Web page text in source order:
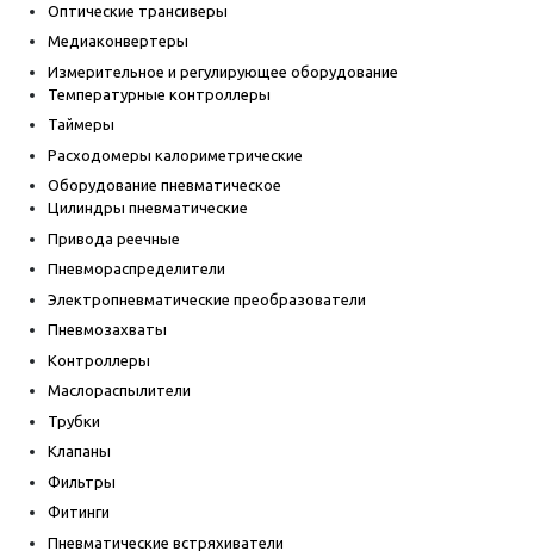
Оптические трансиверы
Медиаконвертеры
Измерительное и регулирующее оборудование
Температурные контроллеры
Таймеры
Расходомеры калориметрические
Оборудование пневматическое
Цилиндры пневматические
Привода реечные
Пневмораспределители
Электропневматические преобразователи
Пневмозахваты
Контроллеры
Маслораспылители
Трубки
Клапаны
Фильтры
Фитинги
Пневматические встряхиватели